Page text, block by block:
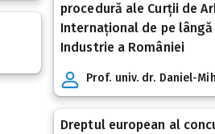
procedură ale Curții de
Internațional de pe lângă
Industrie a României
Prof. univ. dr. Daniel-
Dreptul european al